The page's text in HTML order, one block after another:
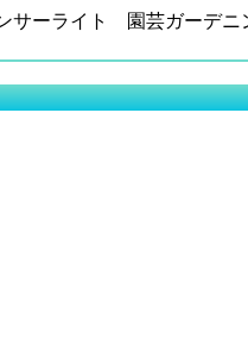
ーライト 園芸ガーデ